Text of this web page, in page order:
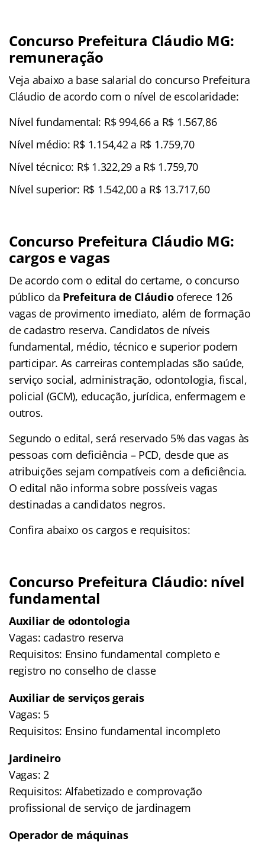
Concurso Prefeitura Cláudio MG:
remuneração
Veja abaixo a base salarial do concurso Prefeitura
Cláudio de acordo com o nível de escolaridade:
Nível fundamental: R$ 994,66 a R$ 1.567,86
Nível médio: R$ 1.154,42 a R$ 1.759,70
Nível técnico: R$ 1.322,29 a R$ 1.759,70
Nível superior: R$ 1.542,00 a R$ 13.717,60
Concurso Prefeitura Cláudio MG:
cargos e vagas
De acordo com o edital do certame, o concurso
público da Prefeitura de Cláudio oferece 126
vagas de provimento imediato, além de formação
de cadastro reserva. Candidatos de níveis
fundamental, médio, técnico e superior podem
participar. As carreiras contempladas são saúde,
serviço social, administração, odontologia, fiscal,
policial (GCM), educação, jurídica, enfermagem e
outros.
Segundo o edital, será reservado 5% das vagas às
pessoas com deficiência – PCD, desde que as
atribuições sejam compatíveis com a deficiência.
O edital não informa sobre possíveis vagas
destinadas a candidatos negros.
Confira abaixo os cargos e requisitos:
Concurso Prefeitura Cláudio: nível
fundamental
Auxiliar de odontologia
Vagas: cadastro reserva
Requisitos: Ensino fundamental completo e
registro no conselho de classe
Auxiliar de serviços gerais
Vagas: 5
Requisitos: Ensino fundamental incompleto
Jardineiro
Vagas: 2
Requisitos: Alfabetizado e comprovação
profissional de serviço de jardinagem
Operador de máquinas